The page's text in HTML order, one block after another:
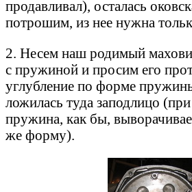
продавливал), осталась
потрошим, из нее нужна
2. Несем наш родимый
с пружиной и просим его
углубление по форме
ложилась туда заподлицо
пружина, как бы,
же форму).